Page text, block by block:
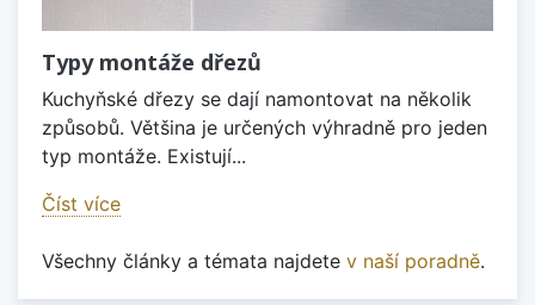
Typy montáže dřezů
Kuchyňské dřezy se dají namontovat na několik
způsobů. Většina je určených výhradně pro jeden
typ montáže. Existují...
Číst více
Všechny články a témata najdete v naší poradně.